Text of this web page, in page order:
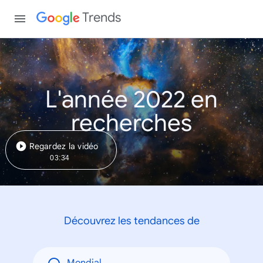
Trends
L'année 2022 en
recherches
Regardez la vidéo
03:34
Découvrez les tendances de